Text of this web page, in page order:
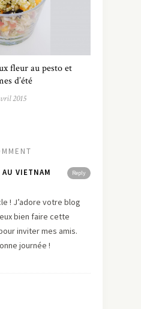
fleur au pesto et
d’été
2015
Reply
AU VIETNAM
! J’adore votre blog
bien faire cette
inviter mes amis.
journée !